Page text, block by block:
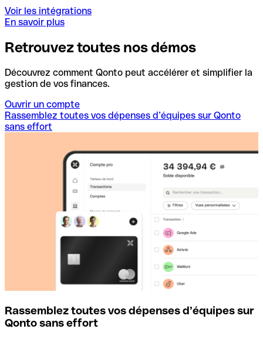
Voir les intégrations
En savoir plus
Retrouvez toutes nos démos
Découvrez comment Qonto peut accélérer et simplifier la
gestion de vos finances.
Ouvrir un compte
Rassemblez toutes vos dépenses d’équipes sur Qonto
sans effort
Rassemblez toutes vos dépenses d’équipes sur
Qonto sans effort